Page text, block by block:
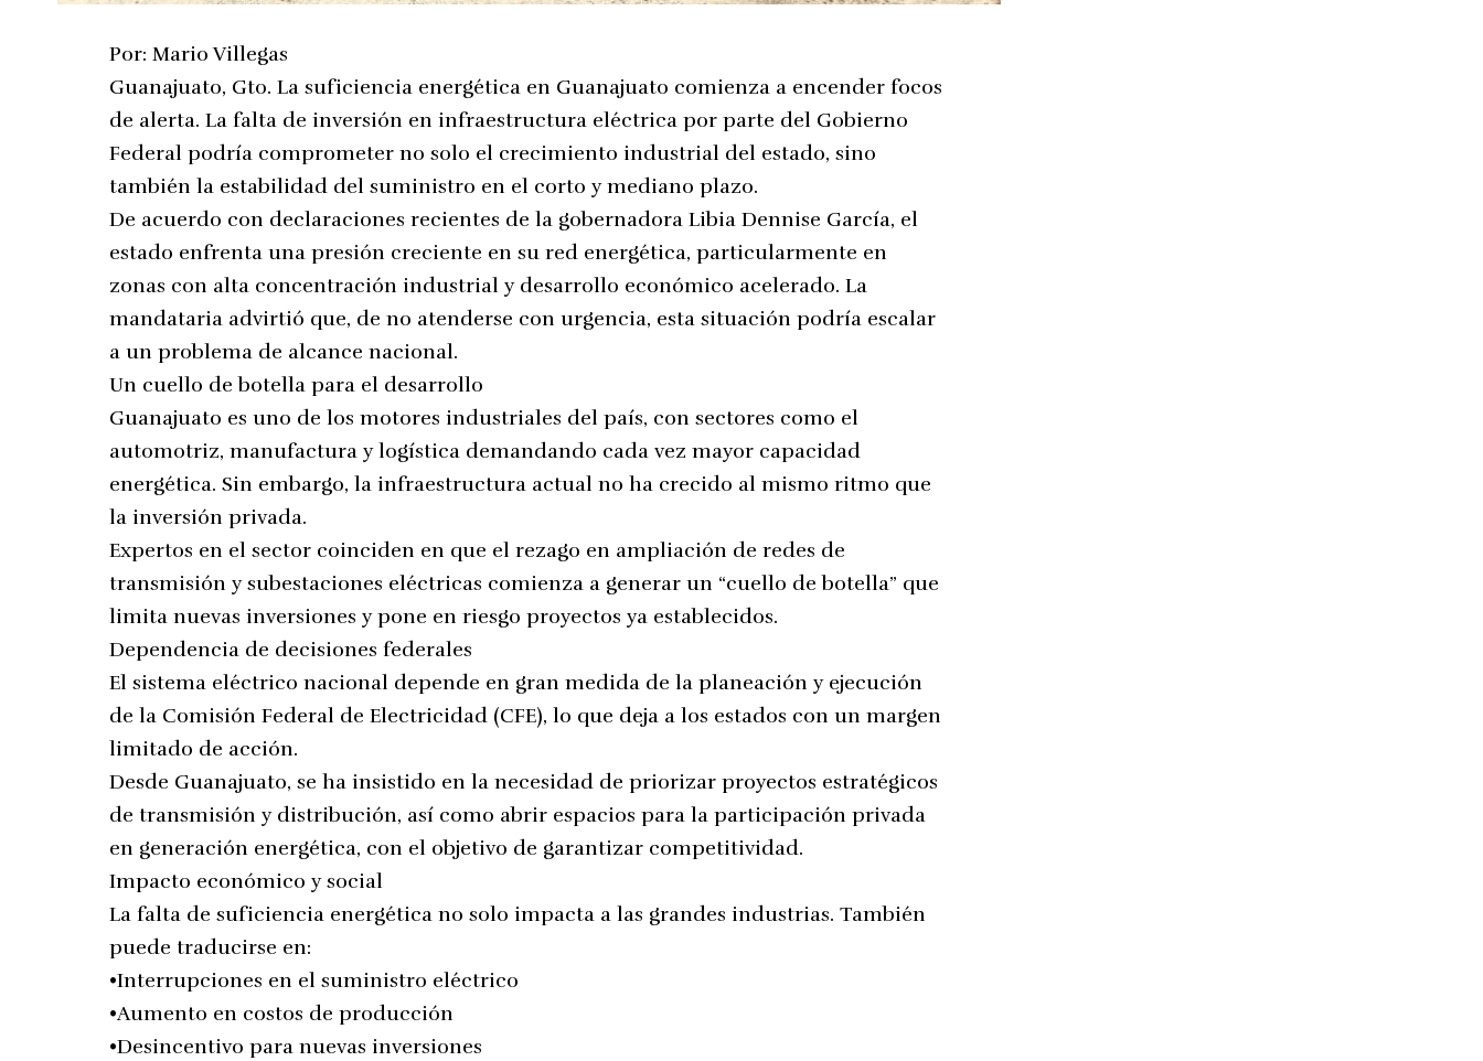
Por: Mario Villegas
Guanajuato, Gto. La suficiencia energética en Guanajuato comienza a encender focos
de alerta. La falta de inversión en infraestructura eléctrica por parte del Gobierno
Federal podría comprometer no solo el crecimiento industrial del estado, sino
también la estabilidad del suministro en el corto y mediano plazo.
De acuerdo con declaraciones recientes de la gobernadora Libia Dennise García, el
estado enfrenta una presión creciente en su red energética, particularmente en
zonas con alta concentración industrial y desarrollo económico acelerado. La
mandataria advirtió que, de no atenderse con urgencia, esta situación podría escalar
a un problema de alcance nacional.
Un cuello de botella para el desarrollo
Guanajuato es uno de los motores industriales del país, con sectores como el
automotriz, manufactura y logística demandando cada vez mayor capacidad
energética. Sin embargo, la infraestructura actual no ha crecido al mismo ritmo que
la inversión privada.
Expertos en el sector coinciden en que el rezago en ampliación de redes de
transmisión y subestaciones eléctricas comienza a generar un “cuello de botella” que
limita nuevas inversiones y pone en riesgo proyectos ya establecidos.
Dependencia de decisiones federales
El sistema eléctrico nacional depende en gran medida de la planeación y ejecución
de la Comisión Federal de Electricidad (CFE), lo que deja a los estados con un margen
limitado de acción.
Desde Guanajuato, se ha insistido en la necesidad de priorizar proyectos estratégicos
de transmisión y distribución, así como abrir espacios para la participación privada
en generación energética, con el objetivo de garantizar competitividad.
Impacto económico y social
La falta de suficiencia energética no solo impacta a las grandes industrias. También
puede traducirse en:
•Interrupciones en el suministro eléctrico
•Aumento en costos de producción
•Desincentivo para nuevas inversiones